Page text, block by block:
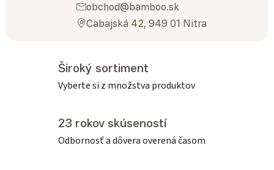
obchod@bamboo.sk
Cabajská 42, 949 01 Nitra
Široký sortiment
Vyberte si z množstva produktov
23 rokov skúseností
Odbornosť a dôvera overená časom